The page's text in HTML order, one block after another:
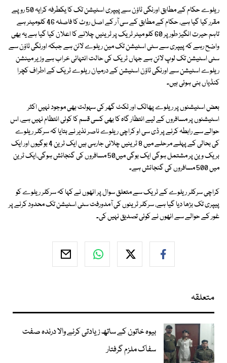
ریلوے حکام کے مطابق اورنگی ٹاؤن سے پیپری اسٹیشن تک کا یکطرفہ کرایہ 50 روپے
مقرر کیا گیا ہے، حکام کے مطابق کے سی آر کے اصل روٹ کا فاصلہ 46 کلومیٹر ہے
تاہم حیرت انگیز طور پر 60 کلو میٹر ٹریک پر ٹرینیں چلانے کا اعلان کیا گیا ہے یہ بھی
واضح رہے کہ پیپری سے سٹی اسٹیشن تک مین ریلوے لائن ہے جبکہ اورنگی ٹاؤن سے
سٹی اسٹیشن تک لوپ لائن ہے جہاں ٹریک کی حالت انتہائی خراب ہے وزیر مینشن
ریلوے اسٹیشن سے اورنگی ٹاؤن اسٹیشن کے درمیان ریلوے ٹریک کے اطراف کچرا
کنڈیاں بنی ہوئی ہیں۔
بعض اسٹیشنوں پر ریلوے پھاٹک اور ٹکٹ گھر کی سہولت بھی موجود نہیں اکثر
اسٹیشنوں پر مسافروں کے لیے انتظار گاہ کا بھی کسی قسم کا کوئی انتظام نہیں ہے، اس
حوالے سے رابطہ کرنے پر ڈی سی او کراچی ریلوے ناصر نذیر نے بتایا کہ سرکلر ریلوے
کی بحالی کے پہلے مرحلے میں 8 ٹرینیں چلائی جارہی ہیں ایک ٹرین 4 بوگیوں اور ایک
بریک وین پر مشتمل ہوگی ایک بوگی میں50 مسافروں کی گنجائش ہوگی،ایک ٹرین
میں 500 مسافروں کی گنجائش ہے۔
کراچی سرکلر ریلوے کے ٹریک سے متعلق سوال پر انھوں نے کہا کہ سرکلر ریلوے کو
پیپری تک بڑھا دیا گیا ہے، سرکلر ٹرینوں کی آمدورفت سٹی اسٹیشن تک محدود کرنے پر
غور کے حوالے سے انھوں نے کوئی تصدیق نہیں کی۔
متعلقہ
بیوہ خاتون کے ساتھ زیادتی کرنے والا درندہ صفت
سفاک ملزم گرفتار